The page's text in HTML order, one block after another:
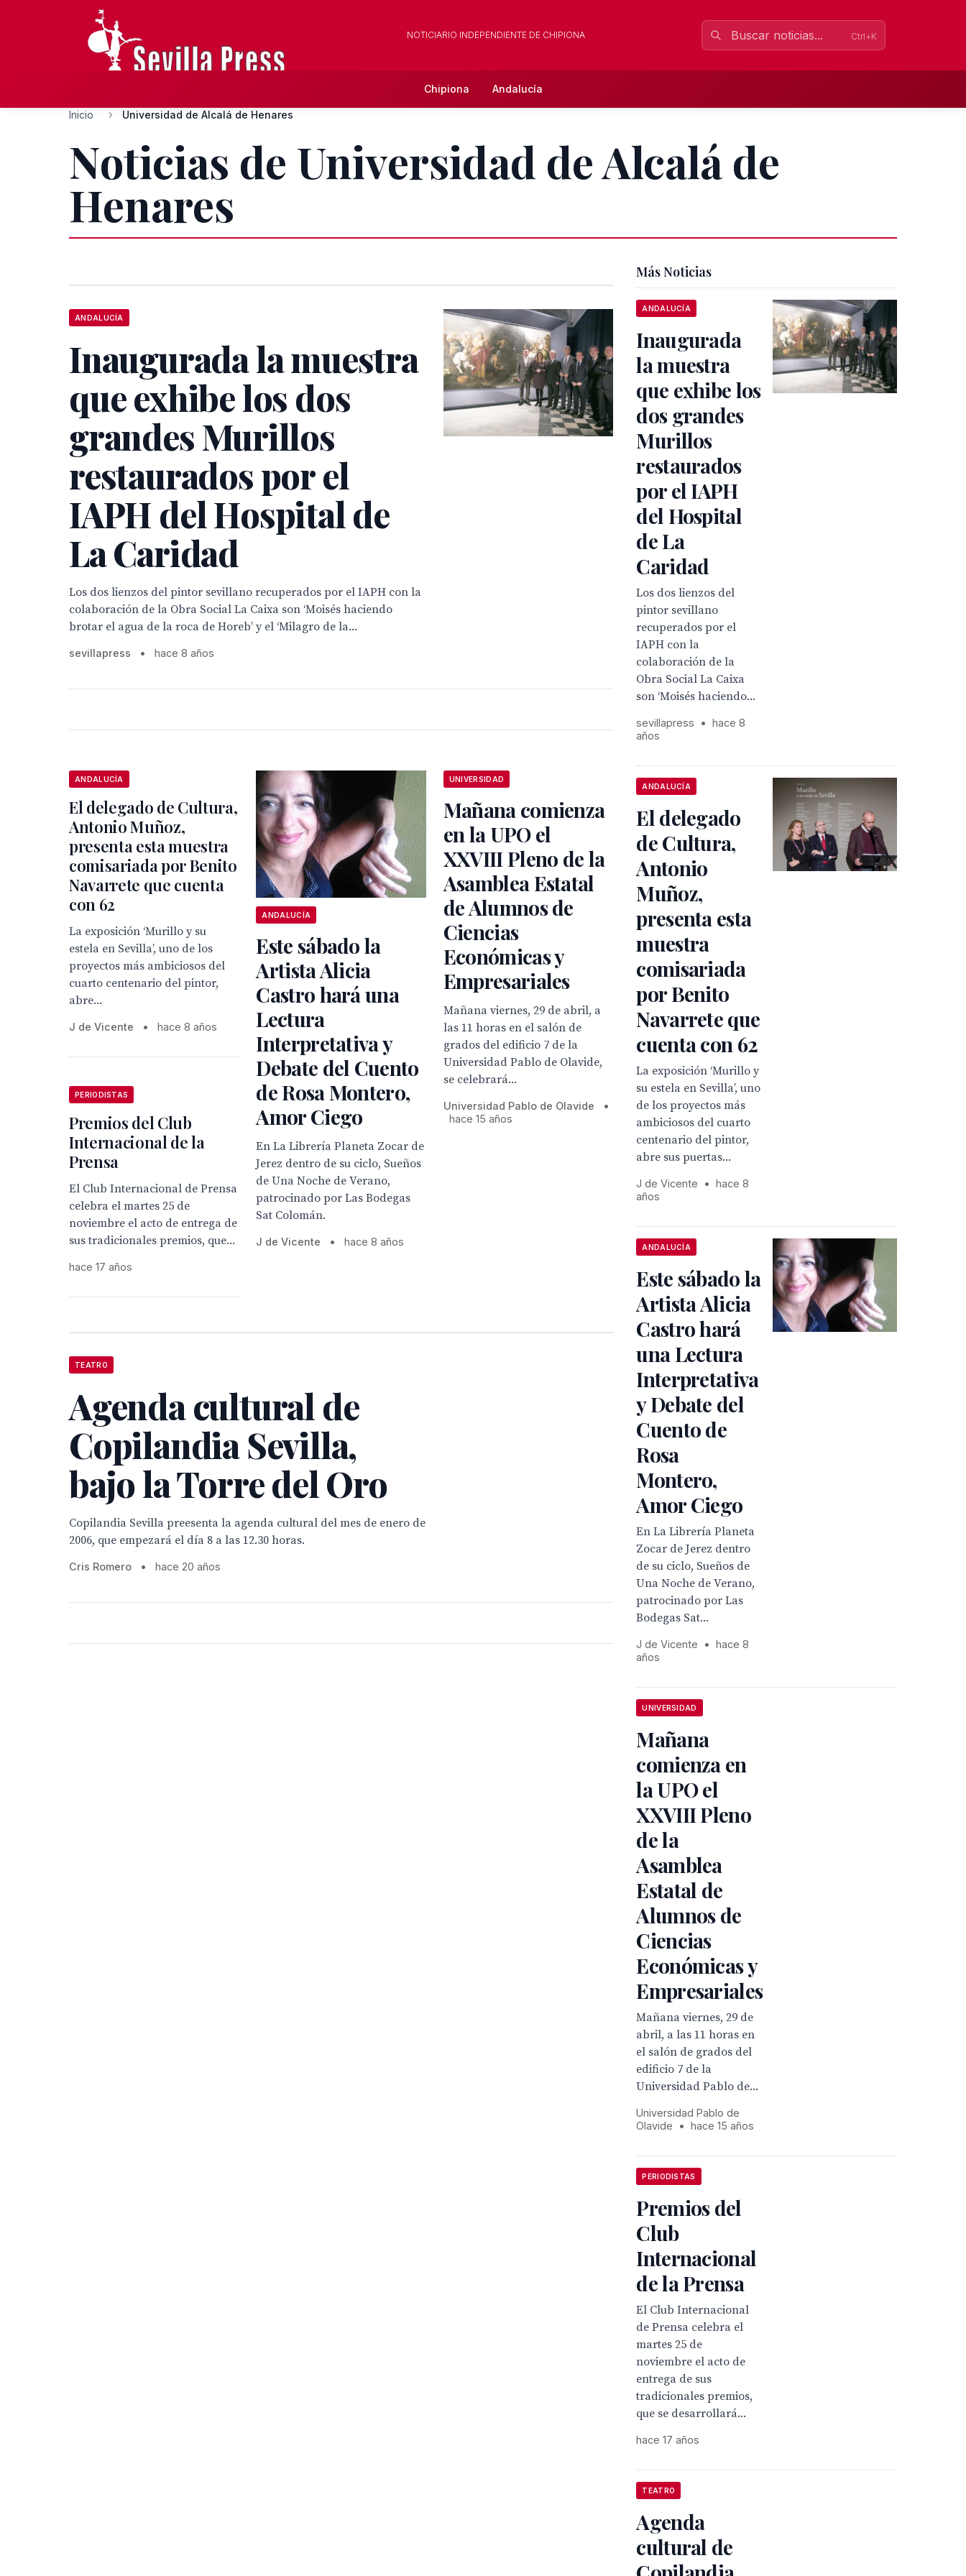
NOTICIARIO INDEPENDIENTE DE CHIPIONA Ctrl+K
Chipiona Andalucía
Inicio Universidad de Alcalá de Henares
Noticias de Universidad de Alcalá de
Henares
ANDALUCÍA
Inaugurada la muestra
que exhibe los dos
grandes Murillos
restaurados por el
IAPH del Hospital de
La Caridad
Los dos lienzos del pintor sevillano recuperados por el IAPH con la
colaboración de la Obra Social La Caixa son ‘Moisés haciendo
brotar el agua de la roca de Horeb’ y el ‘Milagro de la...
sevillapress • hace 8 años
ANDALUCÍA
El delegado de Cultura,
Antonio Muñoz,
presenta esta muestra
comisariada por Benito
Navarrete que cuenta
con 62
La exposición ‘Murillo y su
estela en Sevilla’, uno de los
proyectos más ambiciosos del
cuarto centenario del pintor,
abre...
J de Vicente • hace 8 años
ANDALUCÍA
Este sábado la
Artista Alicia
Castro hará una
Lectura
Interpretativa y
Debate del Cuento
de Rosa Montero,
Amor Ciego
En La Librería Planeta Zocar de
Jerez dentro de su ciclo, Sueños
de Una Noche de Verano,
patrocinado por Las Bodegas
Sat Colomán.
J de Vicente • hace 8 años
UNIVERSIDAD
Mañana comienza
en la UPO el
XXVIII Pleno de la
Asamblea Estatal
de Alumnos de
Ciencias
Económicas y
Empresariales
Mañana viernes, 29 de abril, a
las 11 horas en el salón de
grados del edificio 7 de la
Universidad Pablo de Olavide,
se celebrará...
Universidad Pablo de Olavide
•
hace 15 años
PERIODISTAS
Premios del Club
Internacional de la
Prensa
El Club Internacional de Prensa
celebra el martes 25 de
noviembre el acto de entrega de
sus tradicionales premios, que...
hace 17 años
TEATRO
Agenda cultural de
Copilandia Sevilla,
bajo la Torre del Oro
Copilandia Sevilla preesenta la agenda cultural del mes de enero de
2006, que empezará el día 8 a las 12.30 horas.
Cris Romero • hace 20 años
Más Noticias
ANDALUCÍA
Inaugurada
la muestra
que exhibe los
dos grandes
Murillos
restaurados
por el IAPH
del Hospital
de La
Caridad
Los dos lienzos del
pintor sevillano
recuperados por el
IAPH con la
colaboración de la
Obra Social La Caixa
son ‘Moisés haciendo...
sevillapress •
hace 8
años
ANDALUCÍA
El delegado
de Cultura,
Antonio
Muñoz,
presenta esta
muestra
comisariada
por Benito
Navarrete que
cuenta con 62
La exposición ‘Murillo y
su estela en Sevilla’, uno
de los proyectos más
ambiciosos del cuarto
centenario del pintor,
abre sus puertas...
J de Vicente •
hace 8
años
ANDALUCÍA
Este sábado la
Artista Alicia
Castro hará
una Lectura
Interpretativa
y Debate del
Cuento de
Rosa
Montero,
Amor Ciego
En La Librería Planeta
Zocar de Jerez dentro
de su ciclo, Sueños de
Una Noche de Verano,
patrocinado por Las
Bodegas Sat...
J de Vicente •
hace 8
años
UNIVERSIDAD
Mañana
comienza en
la UPO el
XXVIII Pleno
de la
Asamblea
Estatal de
Alumnos de
Ciencias
Económicas y
Empresariales
Mañana viernes, 29 de
abril, a las 11 horas en
el salón de grados del
edificio 7 de la
Universidad Pablo de...
Universidad Pablo de
Olavide
• hace 15 años
PERIODISTAS
Premios del
Club
Internacional
de la Prensa
El Club Internacional
de Prensa celebra el
martes 25 de
noviembre el acto de
entrega de sus
tradicionales premios,
que se desarrollará...
hace 17 años
TEATRO
Agenda
cultural de